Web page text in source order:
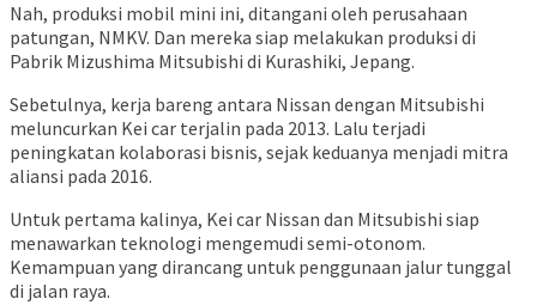
Nah, produksi mobil mini ini, ditangani oleh perusahaan
patungan, NMKV. Dan mereka siap melakukan produksi di
Pabrik Mizushima Mitsubishi di Kurashiki, Jepang.
Sebetulnya, kerja bareng antara Nissan dengan Mitsubishi
meluncurkan Kei car terjalin pada 2013. Lalu terjadi
peningkatan kolaborasi bisnis, sejak keduanya menjadi mitra
aliansi pada 2016.
Untuk pertama kalinya, Kei car Nissan dan Mitsubishi siap
menawarkan teknologi mengemudi semi-otonom.
Kemampuan yang dirancang untuk penggunaan jalur tunggal
di jalan raya.